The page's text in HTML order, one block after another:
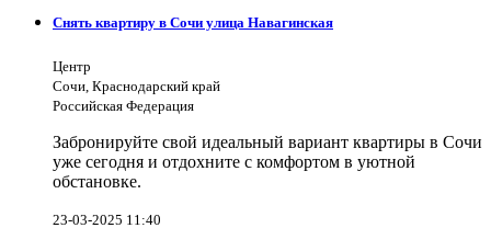
Снять квартиру в Сочи улица Навагинская
Центр
Сочи, Краснодарский край
Российская Федерация
Забронируйте свой идеальный вариант квартиры в Сочи
уже сегодня и отдохните с комфортом в уютной
обстановке.
23-03-2025 11:40